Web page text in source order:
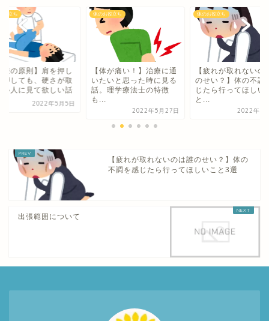
役立ち
療の原則】肩を押し
押しても、硬さが取
い人に見て欲しい話
2022年5月5日
体のお役立ち
【体が痛い！】治療に通
いたいと思った時に見る
話。理学療法士の特徴
も...
2022年5月27日
体のお役立ち
【疲れが取れないの
のせい？】体の不調
じたら行ってほしい
と...
2022年6
【疲れが取れないのは誰のせい？】体の
不調を感じたら行ってほしいこと3選
出張範囲について